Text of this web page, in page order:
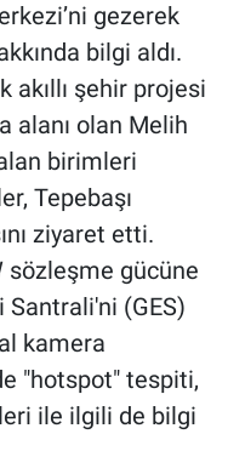
gezerek
bilgi aldı.
akıllı şehir projesi
alanı olan Melih
birimleri
Tepebaşı
ziyaret etti.
sözleşme gücüne
Santrali'ni (GES)
kamera
"hotspot" tespiti,
ile ilgili de bilgi